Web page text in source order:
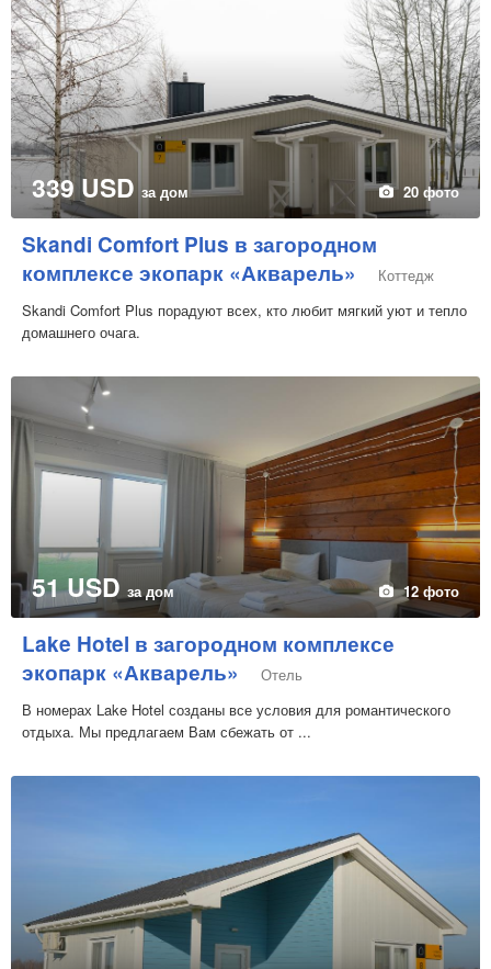
339 USD за дом 20 фото
Skandi Comfort Plus в загородном
комплексе экопарк «Акварель»
Коттедж
Skandi Comfort Plus порадуют всех, кто любит мягкий уют и тепло
домашнего очага.
51 USD за дом 12 фото
Lake Hotel в загородном комплексе
экопарк «Акварель»
Отель
В номерах Lake Hotel созданы все условия для романтического
отдыха. Мы предлагаем Вам сбежать от ...